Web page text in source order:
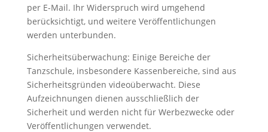
per E-Mail. Ihr Widerspruch wird umgehend
berücksichtigt, und weitere Veröffentlichungen
werden unterbunden.
Sicherheitsüberwachung: Einige Bereiche der
Tanzschule, insbesondere Kassenbereiche, sind aus
Sicherheitsgründen videoüberwacht. Diese
Aufzeichnungen dienen ausschließlich der
Sicherheit und werden nicht für Werbezwecke oder
Veröffentlichungen verwendet.